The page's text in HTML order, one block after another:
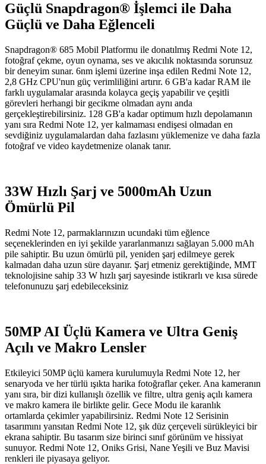
Güçlü Snapdragon® İşlemci ile Daha
Güçlü ve Daha Eğlenceli
Snapdragon® 685 Mobil Platformu ile donatılmış Redmi Note 12,
fotoğraf çekme, oyun oynama, ses ve akıcılık noktasında sorunsuz
bir deneyim sunar. 6nm işlemi üzerine inşa edilen Redmi Note 12,
2,8 GHz CPU'nun güç verimliliğini artırır. 6 GB'a kadar RAM ile
farklı uygulamalar arasında kolayca geçiş yapabilir ve çeşitli
görevleri herhangi bir gecikme olmadan aynı anda
gerçekleştirebilirsiniz. 128 GB'a kadar optimum hızlı depolamanın
yanı sıra Redmi Note 12, yer kalmaması endişesi olmadan en
sevdiğiniz uygulamalardan daha fazlasını yüklemenize ve daha fazla
fotoğraf ve video kaydetmenize olanak tanır.
33W Hızlı Şarj ve 5000mAh Uzun
Ömürlü Pil
Redmi Note 12, parmaklarınızın ucundaki tüm eğlence
seçeneklerinden en iyi şekilde yararlanmanızı sağlayan 5.000 mAh
pile sahiptir. Bu uzun ömürlü pil, yeniden şarj edilmeye gerek
kalmadan daha uzun süre dayanır. Şarj etmeniz gerektiğinde, MMT
teknolojisine sahip 33 W hızlı şarj sayesinde istikrarlı ve kısa sürede
telefonunuzu şarj edebileceksiniz
50MP AI Üçlü Kamera ve Ultra Geniş
Açılı ve Makro Lensler
Etkileyici 50MP üçlü kamera kurulumuyla Redmi Note 12, her
senaryoda ve her türlü ışıkta harika fotoğraflar çeker. Ana kameranın
yanı sıra, bir dizi kullanışlı özellik ve filtre, ultra geniş açılı kamera
ve makro kamera ile birlikte gelir. Gece Modu ile karanlık
ortamlarda çekimler yapabilirsiniz. Redmi Note 12 Serisinin
tasarımını yansıtan Redmi Note 12, şık düz çerçeveli sürükleyici bir
ekrana sahiptir. Bu tasarım size birinci sınıf görünüm ve hissiyat
sunuyor. Redmi Note 12, Oniks Grisi, Nane Yeşili ve Buz Mavisi
renkleri ile piyasaya geliyor.